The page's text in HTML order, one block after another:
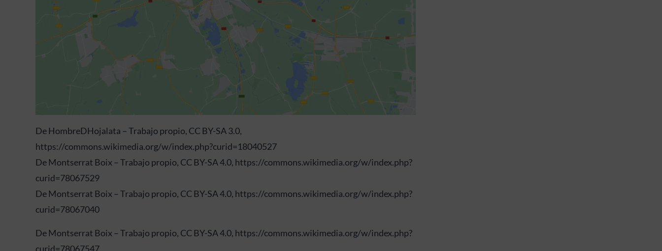
De HombreDHojalata – Trabajo propio, CC BY-SA 3.0,
https://commons.wikimedia.org/w/index.php?curid=18040527
De Montserrat Boix – Trabajo propio, CC BY-SA 4.0, https://commons.wikimedia.org/w/index.php?
curid=78067529
De Montserrat Boix – Trabajo propio, CC BY-SA 4.0, https://commons.wikimedia.org/w/index.php?
curid=78067040
De Montserrat Boix – Trabajo propio, CC BY-SA 4.0, https://commons.wikimedia.org/w/index.php?
curid=78067547